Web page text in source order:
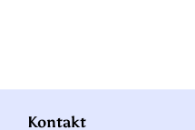
Kontakt